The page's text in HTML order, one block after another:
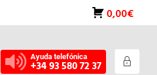
0,00€
Ayuda telefónica
+34 93 580 72 37